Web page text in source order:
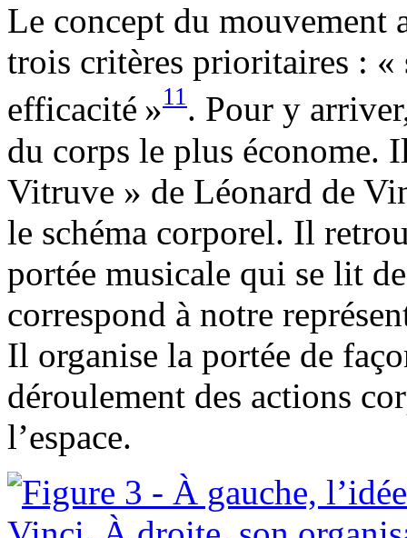
Le concept du mouvement
trois critères prioritaires :
efficacité »11 . Pour y
du corps le plus économe.
Vitruve » de Léonard de
le schéma corporel. Il
portée musicale qui se lit
correspond à notre
Il organise la portée de
déroulement des actions
l’espace.